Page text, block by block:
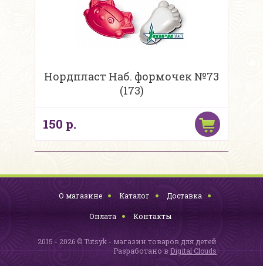
Нордпласт Наб. формочек №73
(173)
150 р.
О магазине Каталог Доставка
Оплата Контакты
2015 - 2026 © Tutsyk - магазин товаров для детей
Разработано в Digital Clouds